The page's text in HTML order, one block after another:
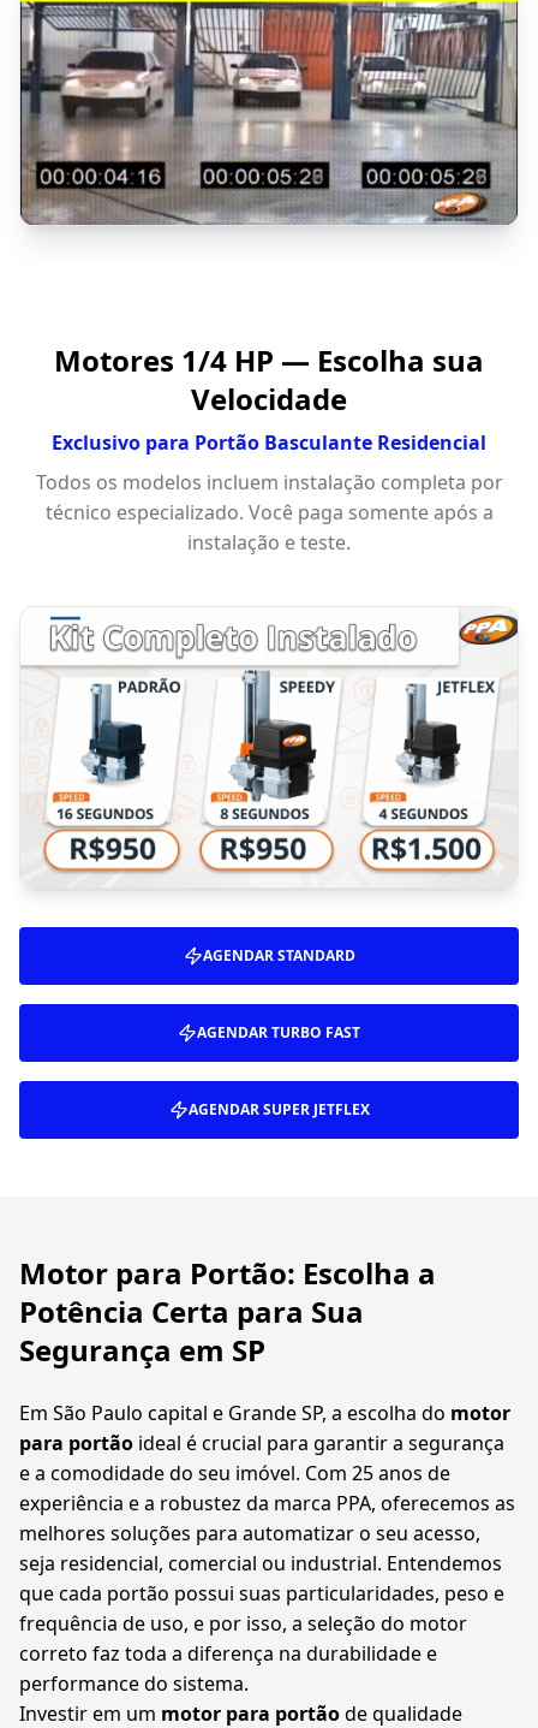
Motores 1/4 HP — Escolha sua
Velocidade
Exclusivo para Portão Basculante Residencial
Todos os modelos incluem instalação completa por
técnico especializado. Você paga somente após a
instalação e teste.
AGENDARSTANDARD
AGENDARTURBO FAST
AGENDARSUPER JETFLEX
Motor para Portão: Escolha a
Potência Certa para Sua
Segurança em SP
Em São Paulo capital e Grande SP, a escolha do motor
para portão ideal é crucial para garantir a segurança
e a comodidade do seu imóvel. Com 25 anos de
experiência e a robustez da marca PPA, oferecemos as
melhores soluções para automatizar o seu acesso,
seja residencial, comercial ou industrial. Entendemos
que cada portão possui suas particularidades, peso e
frequência de uso, e por isso, a seleção do motor
correto faz toda a diferença na durabilidade e
performance do sistema.
Investir em um motor para portãode qualidade